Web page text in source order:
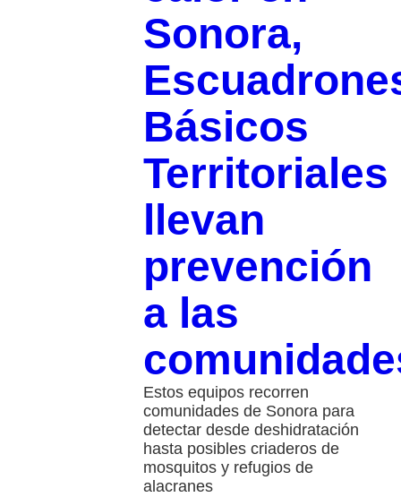
Sonora,
Básicos
Territoriales
llevan
prevención
a las
Estos equipos recorren
comunidades de Sonora para
detectar desde deshidratación
hasta posibles criaderos de
mosquitos y refugios de
alacranes